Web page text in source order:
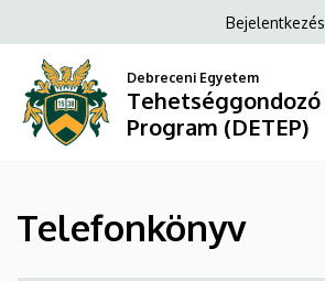
Telefonkönyv
Tehetséggondozó
Program
(DETEP)
a
tartalomra
Anonim
fiók
menüje
Bejelentkezés
Debreceni Egyetem
Tehetséggondozó
Program (DETEP)
Telefonkönyv